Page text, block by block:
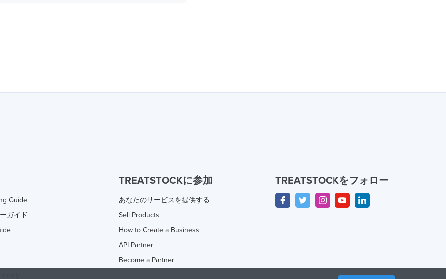
Guide
ガイド
TREATSTOCKに参加
あなたのサービスを提供する
Sell Products
How to Create a Business
API Partner
Become a Partner
TREATSTOCKをフォロー